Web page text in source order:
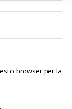
browser per la